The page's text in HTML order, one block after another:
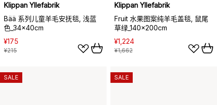
Klippan Yllefabrik
Bää 系列儿童羊毛安抚毯, 浅蓝
色_34x40cm
¥175
¥215
Klippan Yllefabrik
Fruit 水果图案纯羊毛盖毯, 鼠尾
草绿_140x200cm
¥1,224
¥1,662
SALE SALE